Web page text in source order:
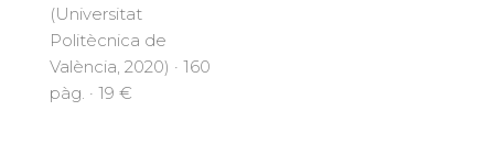
(Universitat
Politècnica de
València, 2020) · 160
pàg. · 19 €